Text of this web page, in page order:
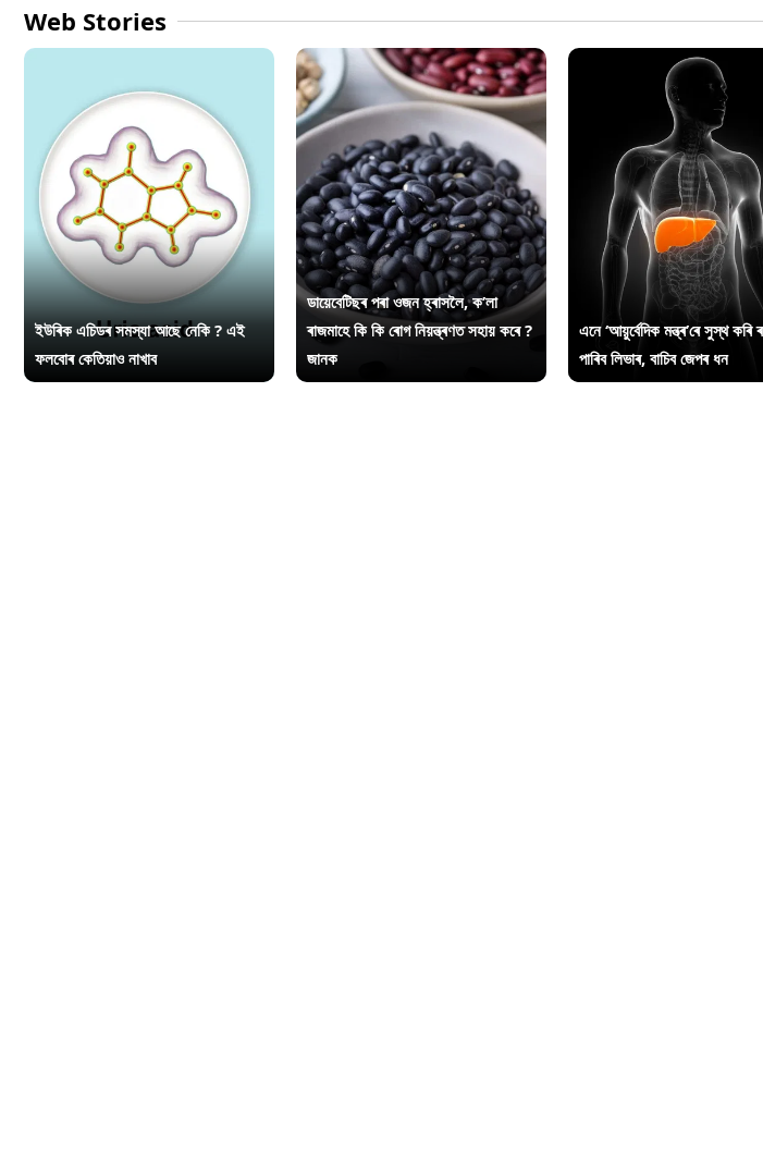
Web Stories
ইউৰিক এচিডৰ সমস্যা আছে নেকি ? এই
ফলবোৰ কেতিয়াও নাখাব
ডায়েবেটিছৰ পৰা ওজন হ্ৰাসলৈ, ক’লা
ৰাজমাহে কি কি ৰোগ নিয়ন্ত্ৰণত সহায় কৰে ?
জানক
এনে ‘আয়ুৰ্বেদিক মন্ত্ৰ’ৰে সুস্থ কৰি
পাৰিব লিভাৰ, বাচিব জেপৰ ধন